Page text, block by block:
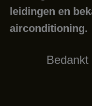
leidingen en
airconditioning.